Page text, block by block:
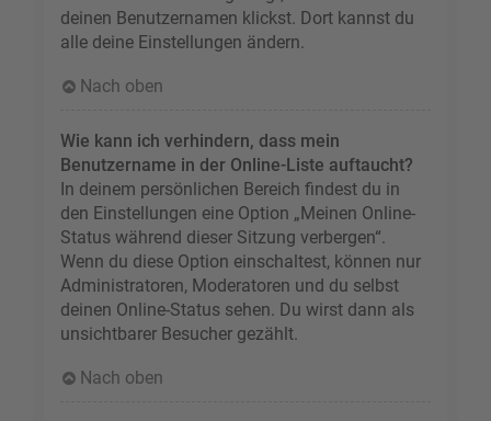
deinen Benutzernamen klickst. Dort kannst du
alle deine Einstellungen ändern.
Nach oben
Wie kann ich verhindern, dass mein
Benutzername in der Online-Liste auftaucht?
In deinem persönlichen Bereich findest du in
den Einstellungen eine Option „Meinen Online-
Status während dieser Sitzung verbergen“.
Wenn du diese Option einschaltest, können nur
Administratoren, Moderatoren und du selbst
deinen Online-Status sehen. Du wirst dann als
unsichtbarer Besucher gezählt.
Nach oben